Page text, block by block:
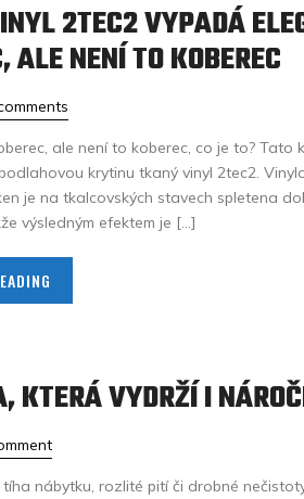
2TEC2 VYPADÁ
ALE NENÍ TO KOBEREC
ale není to koberec, co je to? Tato
krytinu tkaný vinyl 2tec2.
je na tkalcovských stavech spletena
výsledným efektem je […]
KTERÁ VYDRŽÍ I
nábytku, rozlité pití či drobné